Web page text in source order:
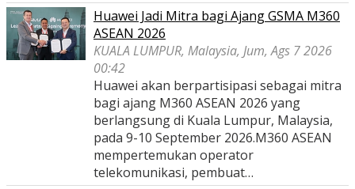
Huawei Jadi Mitra bagi Ajang GSMA M360
ASEAN 2026
KUALA LUMPUR, Malaysia, Jum, Ags 7 2026
00:42
Huawei akan berpartisipasi sebagai mitra
bagi ajang M360 ASEAN 2026 yang
berlangsung di Kuala Lumpur, Malaysia,
pada 9-10 September 2026.M360 ASEAN
mempertemukan operator
telekomunikasi, pembuat…